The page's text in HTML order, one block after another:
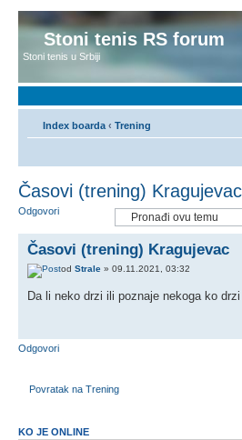
Stoni tenis RS forum
Stoni tenis u Srbiji
Index boarda ‹ Trening
Časovi (trening) Kragujevac
Odgovori
Časovi (trening) Kragujevac
od Strale » 09.11.2021, 03:32
Da li neko drzi ili poznaje nekoga ko
Odgovori
Povratak na Trening
KO JE ONLINE